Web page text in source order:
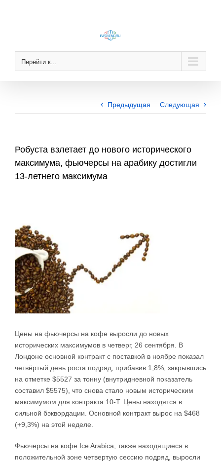
Перейти к...
Предыдущая Следующая
Робуста взлетает до нового исторического
максимума, фьючерсы на арабику достигли
13-летнего максимума
Цены на фьючерсы на кофе выросли до новых
исторических максимумов в четверг, 26 сентября. В
Лондоне основной контракт с поставкой в ​​ноябре показал
четвёртый день роста подряд, прибавив 1,8%, закрывшись
на отметке $5527 за тонну (внутридневной показатель
составил $5575), что снова стало новым историческим
максимумом для контракта 10-T. Цены находятся в
сильной бэквордации. Основной контракт вырос на $468
(+9,3%) на этой неделе.
Фьючерсы на кофе Ice Arabica, также находящиеся в
положительной зоне четвертую сессию подряд, выросли